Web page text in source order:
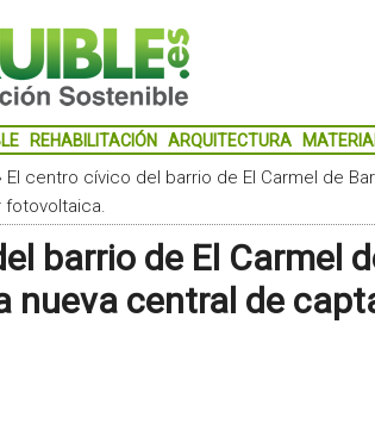
REHABILITACIÓN ARQUITECTURA
El centro cívico del barrio de El Carmel de
fotovoltaica.
barrio de El Carmel
nueva central de